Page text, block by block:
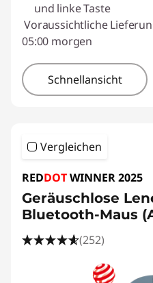
und linke Taste
Voraussichtliche
05:00 morgen
Schnellansicht
Vergleichen
REDDOTWINNER 2025
Geräuschlose
Bluetooth-Maus
(252)